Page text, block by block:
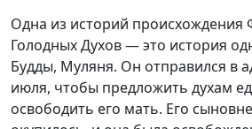
Одна из историй происхождения
Голодных Духов — это история
Будды, Муляня. Он отправился в
июля, чтобы предложить духам
освободить его мать. Его